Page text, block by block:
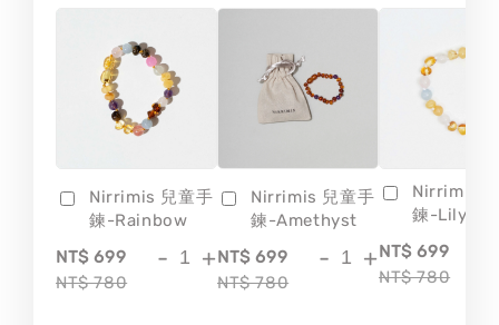
Nirrimis 兒童手
鍊-Rainbow
NT$ 699
NT$ 780
- +
Nirrimis 兒童手
鍊-Amethyst
NT$ 699
NT$ 780
- +
Nirrimis
鍊-Lily
NT$ 699
NT$ 780